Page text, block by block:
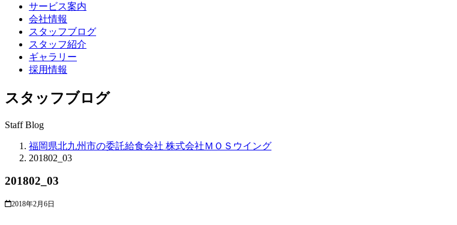
サービス案内
会社情報
スタッフブログ
スタッフ紹介
ギャラリー
採用情報
スタッフブログ
Staff Blog
福岡県北九州市の委託給食会社 株式会社ＭＯＳウイング
201802_03
201802_03
2018年2月6日